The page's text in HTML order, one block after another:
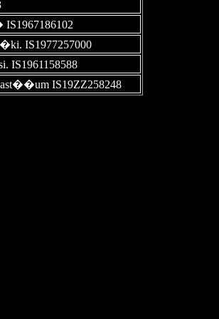
IS1977257000
IS1961158588
IS19ZZ258248